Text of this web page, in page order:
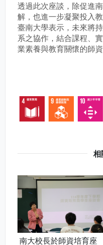
透過此次座談，除促進
解，也進一步凝聚投入
臺南大學表示，未來將
系之協作，結合課程、
業素養與教育關懷的師資
相
南大校長於師資培育座